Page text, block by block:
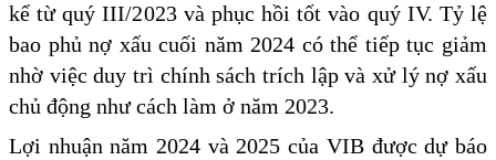
kể từ quý III/2023 và phục hồi tốt vào quý IV. Tỷ lệ
bao phủ nợ xấu cuối năm 2024 có thể tiếp tục giảm
nhờ việc duy trì chính sách trích lập và xử lý nợ xấu
chủ động như cách làm ở năm 2023.
Lợi nhuận năm 2024 và 2025 của VIB được dự báo